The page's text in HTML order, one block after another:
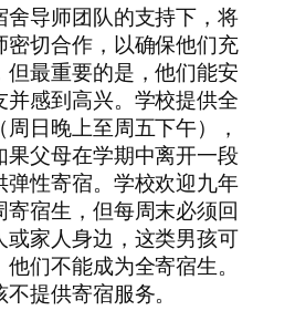
舍导师团队的支持下，将
密切合作，以确保他们充
最重要的是，他们能安
感到高兴。学校提供全
日晚上至周五下午），
果父母在学期中离开一段
弹性寄宿。学校欢迎九年
宿生，但每周末必须回
或家人身边，这类男孩可
们不能成为全寄宿生。
提供寄宿服务。